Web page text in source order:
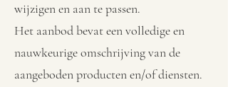
wijzigen en aan te passen.
Het aanbod bevat een volledige en
nauwkeurige omschrijving van de
aangeboden producten en/of diensten.